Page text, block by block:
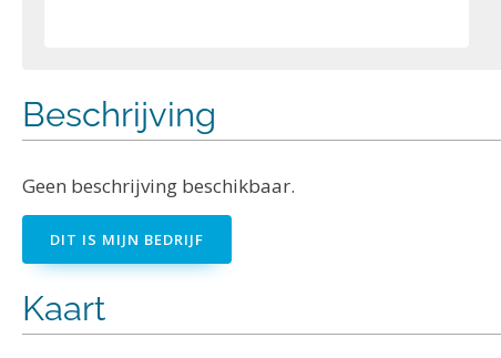
Beschrijving
Geen beschrijving beschikbaar.
DIT IS MIJN BEDRIJF
Kaart